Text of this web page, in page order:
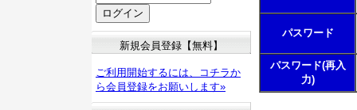
パスワード
パスワード(再入
力)
新規会員登録【無料】
ご利用開始するには、コチラか
ら会員登録をお願いします»